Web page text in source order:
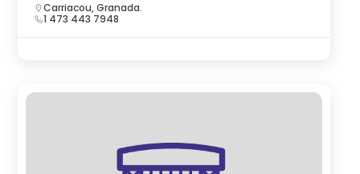
Carriacou, Granada.
1 473 443 7948